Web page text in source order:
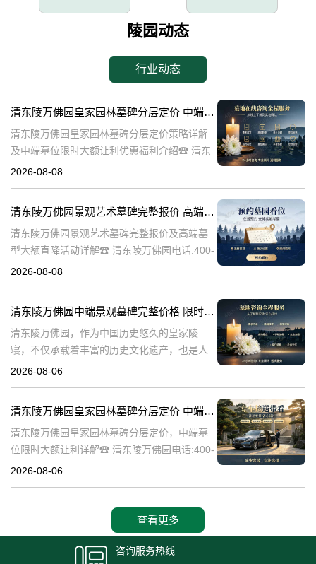
陵园动态
行业动态
清东陵万佛园皇家园林墓碑分层定价 中端墓位限时大额让利详解及优惠福利
清东陵万佛园皇家园林墓碑分层定价策略详解
及中端墓位限时大额让利优惠福利介绍☎ 清东
陵万佛园电话:400-838-5063清东陵万佛园，作
2026-08-08
清东陵万佛园景观艺术墓碑完整报价 高端墓型大额直降活动详解
清东陵万佛园景观艺术墓碑完整报价及高端墓
型大额直降活动详解☎ 清东陵万佛园电话:400-
838-5063清东陵万佛园，作为中国历史悠久的
2026-08-08
清东陵万佛园中端景观墓碑完整价格 限时减免多年管理费详解
清东陵万佛园，作为中国历史悠久的皇家陵
寝，不仅承载着丰富的历史文化遗产，也是人
们缅怀先人、寄托哀思的重要场所。近年来，
清
2026-08-06
清东陵万佛园皇家园林墓碑分层定价 中端墓位限时大额让利详解
清东陵万佛园皇家园林墓碑分层定价，中端墓
位限时大额让利详解☎ 清东陵万佛园电话:400-
838-5063清东陵万佛园，作为中国历史上著名
2026-08-06
查看更多
咨询服务热线